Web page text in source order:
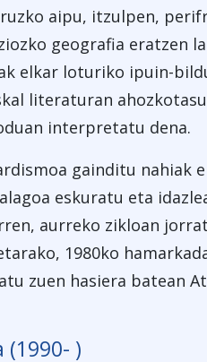
aipu, itzulpen,
geografia eratzen
elkar loturiko ipuin-
literaturan
interpretatu dena.
gainditu nahiak
eskuratu eta
aurreko zikloan
1980ko
zuen hasiera batean
(1990- )